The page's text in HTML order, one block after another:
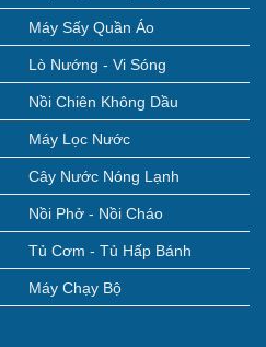
Máy Sấy Quần Áo
Lò Nướng - Vi Sóng
Nồi Chiên Không Dầu
Máy Lọc Nước
Cây Nước Nóng Lạnh
Nồi Phở - Nồi Cháo
Tủ Cơm - Tủ Hấp Bánh
Máy Chạy Bộ